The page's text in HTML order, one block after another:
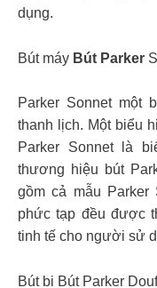
dụng.
Bút máy Bút Parker
Parker Sonnet
thanh lịch. Một biểu
Parker Sonnet là
thương hiệu bút
gồm cả mẫu
phức tạp đều được
tinh tế cho người sử
Bút bi Bút Parker